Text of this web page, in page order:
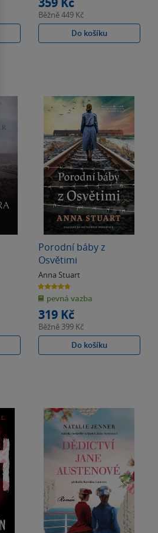
Běžně449 Kč
Do košíku
Porodní báby z
Osvětimi
Anna Stuart
4.7
z
5
hvězdiček
pevná vazba
319 Kč
Běžně 399 Kč
Do košíku